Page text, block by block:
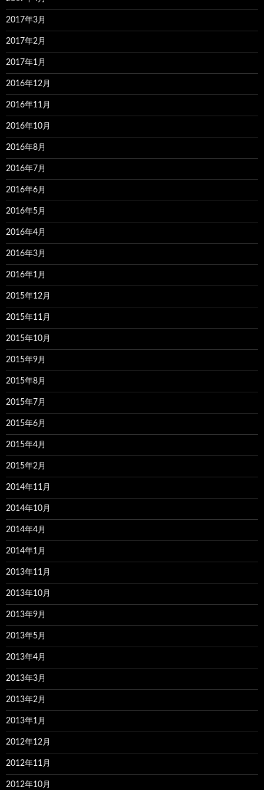
2017年3月
2017年2月
2017年1月
2016年12月
2016年11月
2016年10月
2016年8月
2016年7月
2016年6月
2016年5月
2016年4月
2016年3月
2016年1月
2015年12月
2015年11月
2015年10月
2015年9月
2015年8月
2015年7月
2015年6月
2015年4月
2015年2月
2014年11月
2014年10月
2014年4月
2014年1月
2013年11月
2013年10月
2013年9月
2013年5月
2013年4月
2013年3月
2013年2月
2013年1月
2012年12月
2012年11月
2012年10月